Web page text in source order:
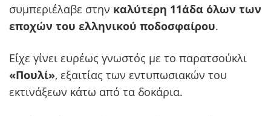
συμπεριέλαβε στην καλύτερη 11άδα όλων των
εποχών του ελληνικού ποδοσφαίρου.
Είχε γίνει ευρέως γνωστός με το παρατσούκλι
«Πουλί», εξαιτίας των εντυπωσιακών του
εκτινάξεων κάτω από τα δοκάρια.